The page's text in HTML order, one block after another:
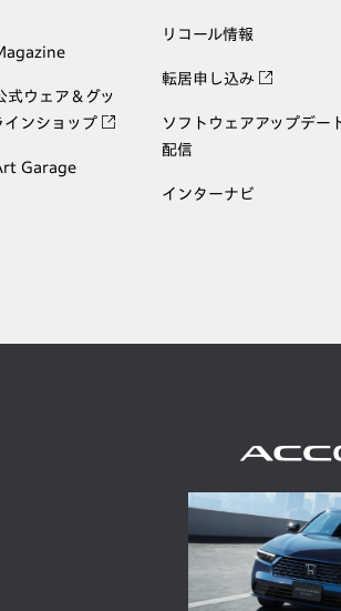
式ウェア＆グッ
インショップ
Garage
リコール情報
転居申し込み
ソフトウェアアップデー
配信
インターナビ